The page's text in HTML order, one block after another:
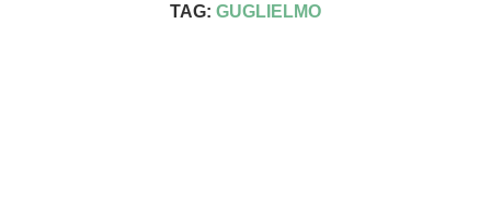
TAG: GUGLIELMO